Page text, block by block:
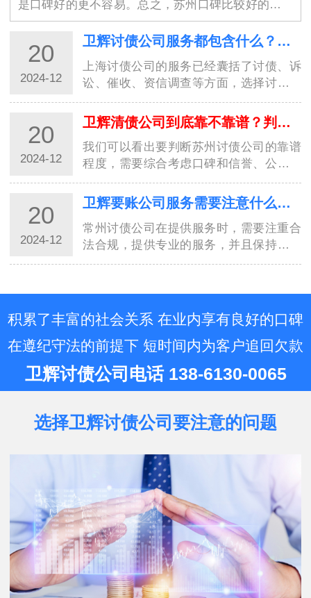
是口碑好的更不容易。总之，苏州口碑比较好的讨债
公司具有高素质的专业团队、保障债权人权益、高效
率、良好的沟通能力、严谨的工作态度、灵活性、良
好…
20
2024-12
卫辉讨债公司服务都包含什么？选择讨债公司需要具备的条件
上海讨债公司的服务已经囊括了讨债、诉
讼、催收、资信调查等方面，选择讨债公
司时需要注意其服务的全面性和专业性。
而且要确保对方合规合法，有相关资质和
口碑信誉。只有选择了合适的讨债公司，
才能够…
20
2024-12
卫辉清债公司到底靠不靠谱？判断依据是什么呢？
我们可以看出要判断苏州讨债公司的靠谱
程度，需要综合考虑口碑和信誉、公司资
质和背景、服务内容和方式、行业资讯和
报道、客户案例和经验分享等多个因素。
只有综合考虑，才能做出正确的判断。希
望本文…
20
2024-12
卫辉要账公司服务需要注意什么？8种方式讨债值得了解！
常州讨债公司在提供服务时，需要注重合
法合规，提供专业的服务，并且保持诚信
经营，才能真正赢得客户的信任和支持。
的任务。尤其是在常州这样的大都市，追
账公司…
积累了丰富的社会关系 在业内享有良好的口碑
在遵纪守法的前提下 短时间内为客户追回欠款
卫辉讨债公司电话 138-6130-0065
选择卫辉讨债公司要注意的问题